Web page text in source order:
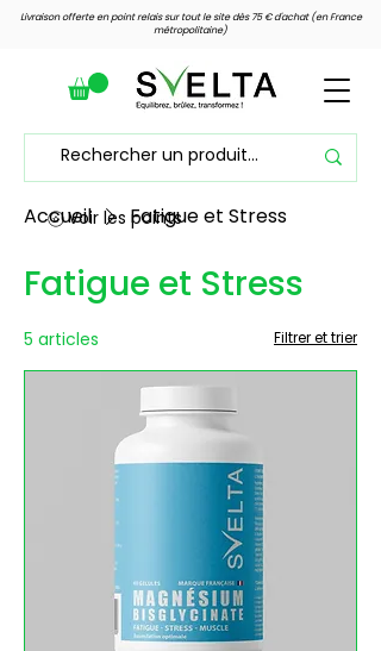
Voir les points
Livraison offerte en point relais sur tout le site dès 75 € d'achat (en France
métropolitaine)
Accueil Fatigue et Stress
Fatigue et Stress
5 articles Filtrer et trier